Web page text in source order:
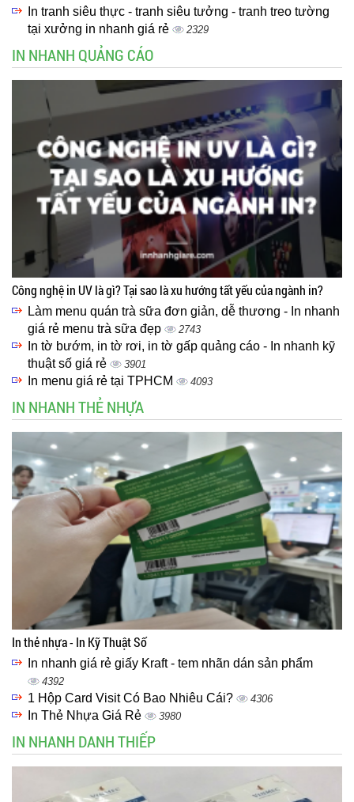
In tranh siêu thực - tranh siêu tưởng - tranh treo tường
tại xưởng in nhanh giá rẻ
2329
IN NHANH QUẢNG CÁO
Công nghệ in UV là gì? Tại sao là xu hướng tất yếu của ngành in?
Làm menu quán trà sữa đơn giản, dễ thương - In nhanh
giá rẻ menu trà sữa đẹp
2743
In tờ bướm, in tờ rơi, in tờ gấp quảng cáo - In nhanh kỹ
thuật số giá rẻ
3901
In menu giá rẻ tại TPHCM 4093
IN NHANH THẺ NHỰA
In thẻ nhựa - In Kỹ Thuật Số
In nhanh giá rẻ giấy Kraft - tem nhãn dán sản phẩm
4392
1 Hộp Card Visit Có Bao Nhiêu Cái? 4306
In Thẻ Nhựa Giá Rẻ 3980
IN NHANH DANH THIẾP